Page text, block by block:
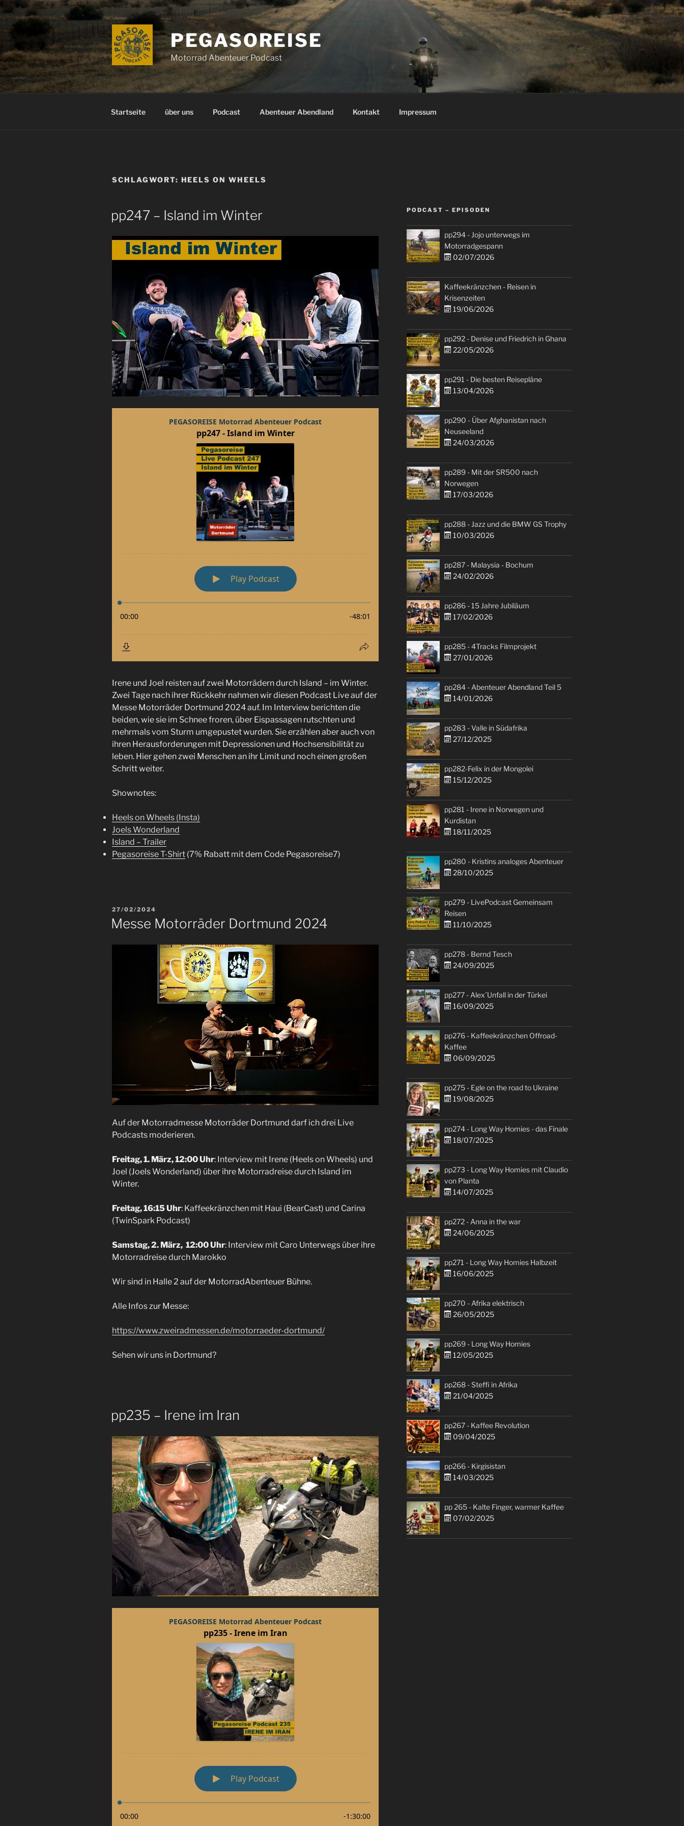
Zum
Inhalt
springen
PEGASOREISE
Motorrad Abenteuer Podcast
Startseite über uns Podcast Abenteuer Abendland Kontakt Impressum
SCHLAGWORT: HEELS ON WHEELS
pp247 – Island im Winter
Irene und Joel reisten auf zwei Motorrädern durch Island – im Winter.
Zwei Tage nach ihrer Rückkehr nahmen wir diesen Podcast Live auf der
Messe Motorräder Dortmund 2024 auf. Im Interview berichten die
beiden, wie sie im Schnee froren, über Eispassagen rutschten und
mehrmals vom Sturm umgepustet wurden. Sie erzählen aber auch von
ihren Herausforderungen mit Depressionen und Hochsensibilität zu
leben. Hier gehen zwei Menschen an ihr Limit und noch einen großen
Schritt weiter.
Shownotes:
Heels on Wheels (Insta)
Joels Wonderland
Island – Trailer
Pegasoreise T-Shirt (7% Rabatt mit dem Code Pegasoreise7)
VERÖFFENTLICHT
AM
27/02/2024
Messe Motorräder Dortmund 2024
Auf der Motorradmesse Motorräder Dortmund darf ich drei Live
Podcasts moderieren.
Freitag, 1. März, 12:00 Uhr: Interview mit Irene (Heels on Wheels) und
Joel (Joels Wonderland) über ihre Motorradreise durch Island im
Winter.
Freitag, 16:15 Uhr: Kaffeekränzchen mit Haui (BearCast) und Carina
(TwinSpark Podcast)
Samstag, 2. März, 12:00 Uhr: Interview mit Caro Unterwegs über ihre
Motorradreise durch Marokko
Wir sind in Halle 2 auf der MotorradAbenteuer Bühne.
Alle Infos zur Messe:
https://www.zweiradmessen.de/motorraeder-dortmund/
Sehen wir uns in Dortmund?
pp235 – Irene im Iran
PODCAST – EPISODEN
pp294 - Jojo unterwegs im
Motorradgespann
02/07/2026
Kaffeekränzchen - Reisen in
Krisenzeiten
19/06/2026
pp292 - Denise und Friedrich in Ghana
22/05/2026
pp291 - Die besten Reisepläne
13/04/2026
pp290 - Über Afghanistan nach
Neuseeland
24/03/2026
pp289 - Mit der SR500 nach
Norwegen
17/03/2026
pp288 - Jazz und die BMW GS Trophy
10/03/2026
pp287 - Malaysia - Bochum
24/02/2026
pp286 - 15 Jahre Jubiläum
17/02/2026
pp285 - 4Tracks Filmprojekt
27/01/2026
pp284 - Abenteuer Abendland Teil 5
14/01/2026
pp283 - Valle in Südafrika
27/12/2025
pp282-Felix in der Mongolei
15/12/2025
pp281 - Irene in Norwegen und
Kurdistan
18/11/2025
pp280 - Kristins analoges Abenteuer
28/10/2025
pp279 - LivePodcast Gemeinsam
Reisen
11/10/2025
pp278 - Bernd Tesch
24/09/2025
pp277 - Alex´Unfall in der Türkei
16/09/2025
pp276 - Kaffeekränzchen Offroad-
Kaffee
06/09/2025
pp275 - Egle on the road to Ukraine
19/08/2025
pp274 - Long Way Homies - das Finale
18/07/2025
pp273 - Long Way Homies mit Claudio
von Planta
14/07/2025
pp272 - Anna in the war
24/06/2025
pp271 - Long Way Homies Halbzeit
16/06/2025
pp270 - Afrika elektrisch
26/05/2025
pp269 - Long Way Homies
12/05/2025
pp268 - Steffi in Afrika
21/04/2025
pp267 - Kaffee Revolution
09/04/2025
pp266 - Kirgisistan
14/03/2025
pp 265 - Kalte Finger, warmer Kaffee
07/02/2025